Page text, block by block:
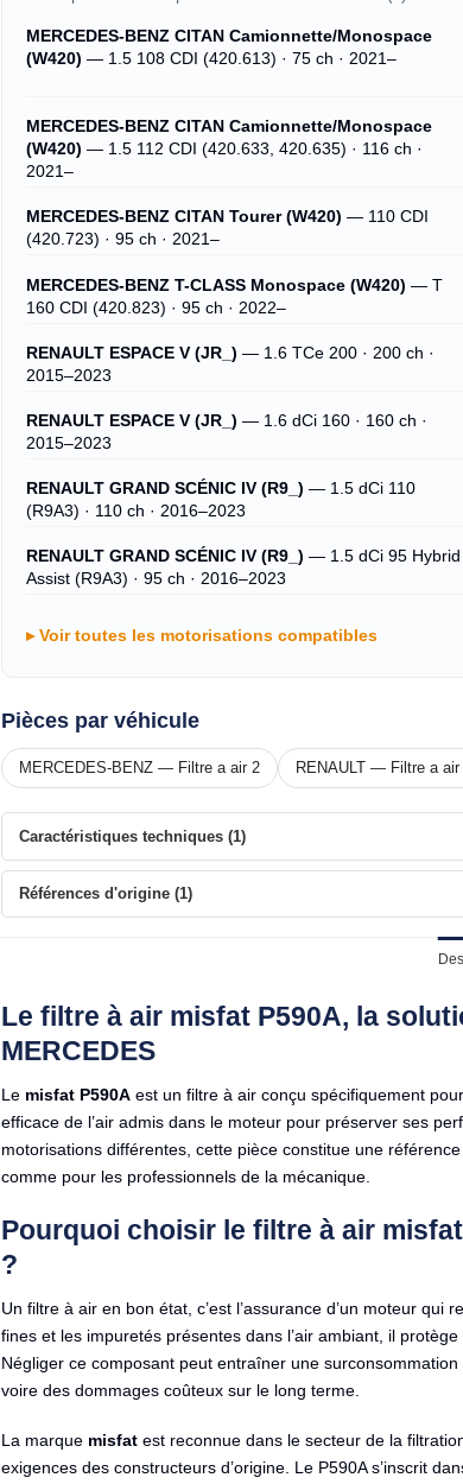
MERCEDES-BENZ CITAN Camionnette/Monospace
(W420) — 1.5 108 CDI (420.613) · 75 ch · 2021–
MERCEDES-BENZ CITAN Camionnette/Monospace
(W420) — 1.5 112 CDI (420.633, 420.635) · 116 ch ·
2021–
MERCEDES-BENZ CITAN Tourer (W420) — 110 CDI
(420.723) · 95 ch · 2021–
MERCEDES-BENZ T-CLASS Monospace (W420) — T
160 CDI (420.823) · 95 ch · 2022–
RENAULT ESPACE V (JR_) — 1.6 TCe 200 · 200 ch ·
2015–2023
RENAULT ESPACE V (JR_) — 1.6 dCi 160 · 160 ch ·
2015–2023
RENAULT GRAND SCÉNIC IV (R9_) — 1.5 dCi 110
(R9A3) · 110 ch · 2016–2023
RENAULT GRAND SCÉNIC IV (R9_) — 1.5 dCi 95 Hybrid
Assist (R9A3) · 95 ch · 2016–2023
Voir toutes les motorisations compatibles
Pièces par véhicule
MERCEDES-BENZ — Filtre a air 2 RENAULT — Filtre a air
Caractéristiques techniques (1)
Références d'origine (1)
Le filtre à air misfat P590A, la
MERCEDES
Le misfat P590Aest un filtre à air conçu spécifiquement
efficace de l’air admis dans le moteur pour préserver ses
motorisations différentes, cette pièce constitue une
comme pour les professionnels de la mécanique.
Pourquoi choisir le filtre à air
?
Un filtre à air en bon état, c’est l’assurance d’un moteur
fines et les impuretés présentes dans l’air ambiant, il
Négliger ce composant peut entraîner une
voire des dommages coûteux sur le long terme.
La marque misfatest reconnue dans le secteur de la
exigences des constructeurs d’origine. Le P590A s’inscrit